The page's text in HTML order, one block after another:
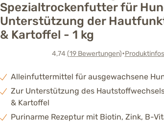
Spezialtrockenfutter für
Unterstützung der
& Kartoffel - 1 kg
4,74 (19Bewertungen)•Produktinfos
Alleinfuttermittel für ausgewachsene
Zur Unterstützung des
& Kartoffel
Purinarme Rezeptur mit Biotin, Zink, B-